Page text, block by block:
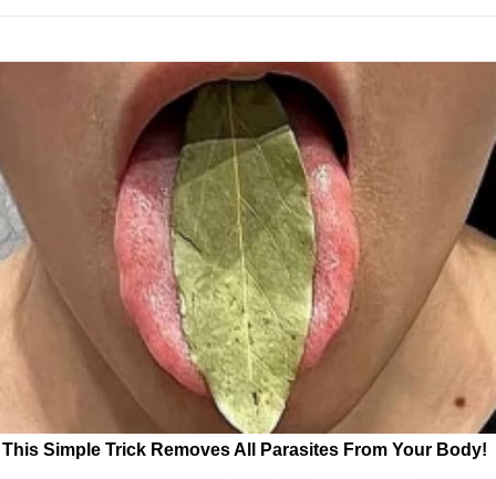
This Simple Trick Removes All Parasites From Your Body!